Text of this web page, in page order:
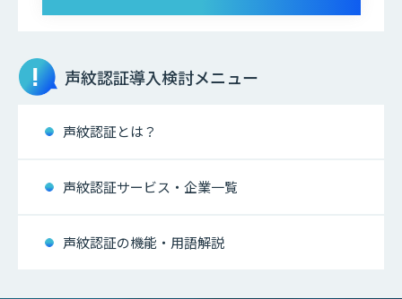
声紋認証導入検討メニュー
声紋認証とは？
声紋認証サービス・企業一覧
声紋認証の機能・用語解説